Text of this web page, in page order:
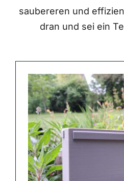
saubereren und
dran und sei ein